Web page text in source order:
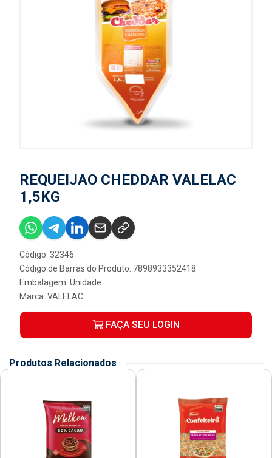
REQUEIJAO CHEDDAR VALELAC
1,5KG
Código: 32346
Código de Barras do Produto: 7898933352418
Embalagem: Unidade
Marca: VALELAC
FAÇA SEU LOGIN
Produtos Relacionados